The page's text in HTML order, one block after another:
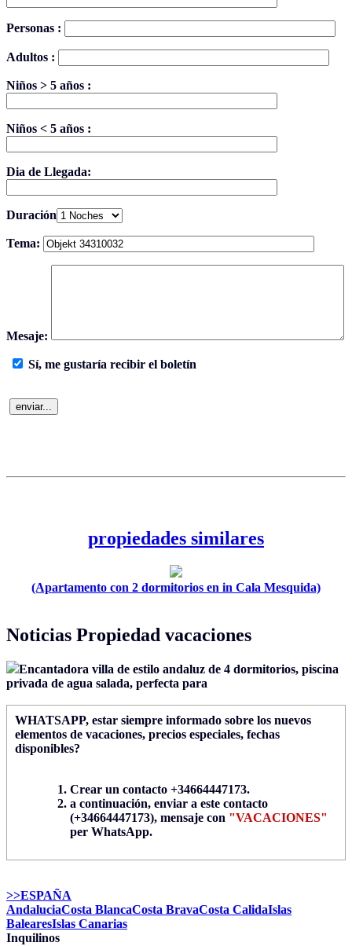
Personas :
Adultos :
Niños > 5 años :
Niños < 5 años :
Dia de Llegada:
Duración
Tema:
Mesaje:
Sí, me gustaría recibir el boletín
propiedades similares
(Apartamento con 2 dormitorios en in Cala Mesquida)
Noticias Propiedad vacaciones
Encantadora villa de estilo andaluz de 4 dormitorios, piscina
privada de agua salada, perfecta para
WHATSAPP, estar siempre informado sobre los nuevos
elementos de vacaciones, precios especiales, fechas
disponibles?
Crear un contacto +34664447173.
a continuación, enviar a este contacto
(+34664447173), mensaje con "VACACIONES"
per WhatsApp.
>>ESPAÑA
AndaluciaCosta BlancaCosta BravaCosta CalidaIslas
BalearesIslas Canarias
Inquilinos